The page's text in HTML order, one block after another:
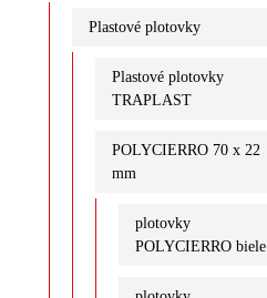
Plastové plotovky
Plastové plotovky
TRAPLAST
POLYCIERRO 70 x 22
mm
plotovky
POLYCIERRO biele